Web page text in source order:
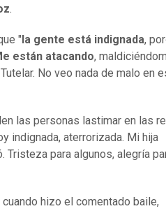
.
" la gente está indignada,
están atacando,
No veo nada de malo en
las personas lastimar en las
indignada, aterrorizada. Mi hija
para algunos, alegría
hizo el comentado baile,